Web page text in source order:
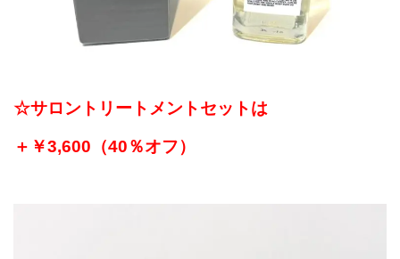
☆サロントリートメントセットは
＋￥3,600（40％オフ）